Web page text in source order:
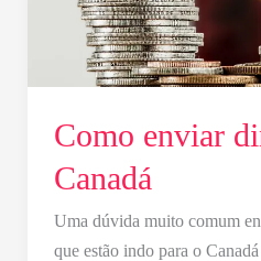
Como enviar
Canadá
Uma dúvida muito comum
que estão indo para o